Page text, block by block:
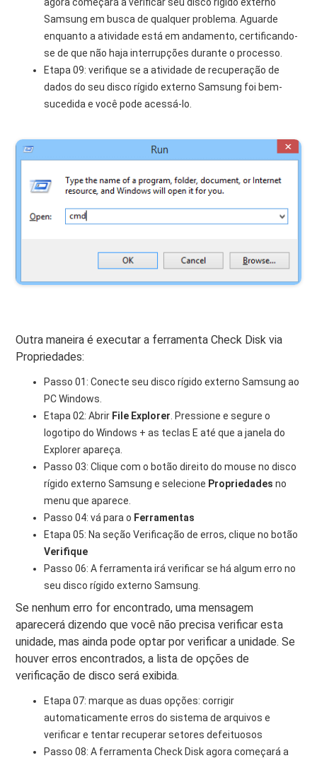
Samsung em busca de qualquer problema. Aguarde
enquanto a atividade está em andamento, certificando-
se de que não haja interrupções durante o processo.
Etapa 09: verifique se a atividade de recuperação de
dados do seu disco rígido externo Samsung foi bem-
sucedida e você pode acessá-lo.
Outra maneira é executar a ferramenta Check Disk via
Propriedades:
Passo 01: Conecte seu disco rígido externo Samsung ao
PC Windows.
Etapa 02: Abrir File Explorer . Pressione e segure o
logotipo do Windows + as teclas E até que a janela do
Explorer apareça.
Passo 03: Clique com o botão direito do mouse no disco
rígido externo Samsung e selecione Propriedadesno
menu que aparece.
Passo 04: vá para o Ferramentas
Etapa 05: Na seção Verificação de erros, clique no botão
Verifique
Passo 06: A ferramenta irá verificar se há algum erro no
seu disco rígido externo Samsung.
Se nenhum erro for encontrado, uma mensagem
aparecerá dizendo que você não precisa verificar esta
unidade, mas ainda pode optar por verificar a unidade. Se
houver erros encontrados, a lista de opções de
verificação de disco será exibida.
Etapa 07: marque as duas opções: corrigir
automaticamente erros do sistema de arquivos e
verificar e tentar recuperar setores defeituosos
Passo 08: A ferramenta Check Disk agora começará a